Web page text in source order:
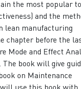
the most popular
and the
lean manufacturing
chapter before the
Mode and Effect
book will give
on Maintenance
use this book with